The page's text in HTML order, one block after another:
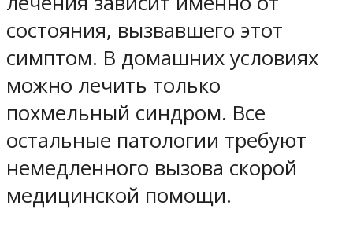
состояния, вызвавшего этот
симптом. В домашних условиях
можно лечить только
похмельный синдром. Все
остальные патологии требуют
немедленного вызова скорой
медицинской помощи.